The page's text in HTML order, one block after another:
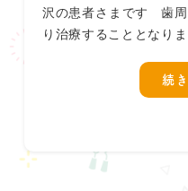
沢の患者さまです 歯
り治療することとなり
続